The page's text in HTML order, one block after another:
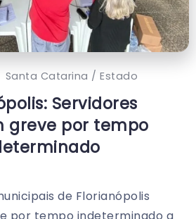
Santa Catarina / Estado
Servidores
greve por tempo
de Florianópolis